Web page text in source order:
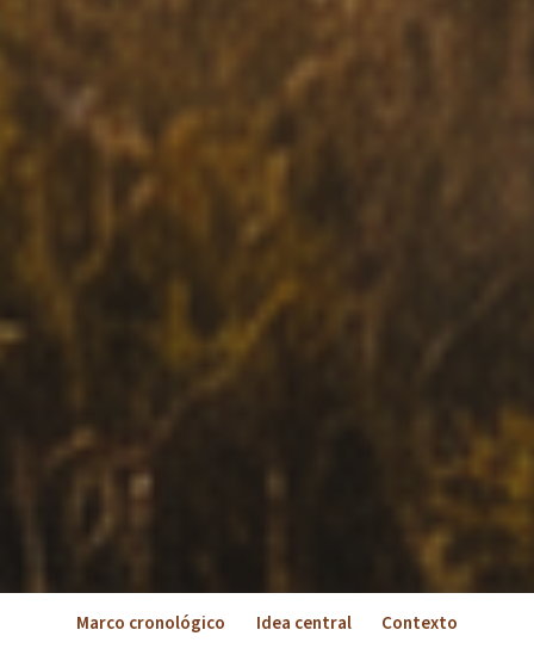
Marco cronológico Idea central Contexto